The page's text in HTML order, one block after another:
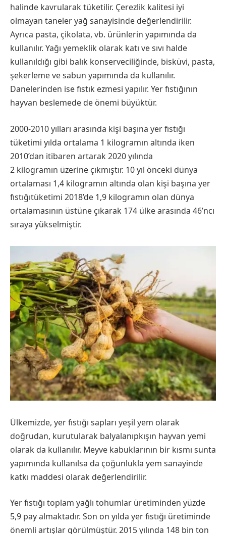
halinde kavrularak tüketilir. Çerezlik kalitesi iyi
olmayan taneler yağ sanayisinde değerlendirilir.
Ayrıca pasta, çikolata, vb. ürünlerin yapımında da
kullanılır. Yağı yemeklik olarak katı ve sıvı halde
kullanıldığı gibi balık konserveciliğinde, bisküvi, pasta,
şekerleme ve sabun yapımında da kullanılır.
Danelerinden ise fıstık ezmesi yapılır. Yer fıstığının
hayvan beslemede de önemi büyüktür.
2000-2010 yılları arasında kişi başına yer fıstığı
tüketimi yılda ortalama 1 kilogramın altında iken
2010’dan itibaren artarak 2020 yılında
2 kilogramın üzerine çıkmıştır. 10 yıl önceki dünya
ortalaması 1,4 kilogramın altında olan kişi başına yer
fıstığıtüketimi 2018’de 1,9 kilogramın olan dünya
ortalamasının üstüne çıkarak 174 ülke arasında 46’ncı
sıraya yükselmiştir.
Ülkemizde, yer fıstığı sapları yeşil yem olarak
doğrudan, kurutularak balyalanıpkışın hayvan yemi
olarak da kullanılır. Meyve kabuklarının bir kısmı sunta
yapımında kullanılsa da çoğunlukla yem sanayinde
katkı maddesi olarak değerlendirilir.
Yer fıstığı toplam yağlı tohumlar üretiminden yüzde
5,9 pay almaktadır. Son on yılda yer fıstığı üretiminde
önemli artışlar görülmüştür. 2015 yılında 148 bin ton